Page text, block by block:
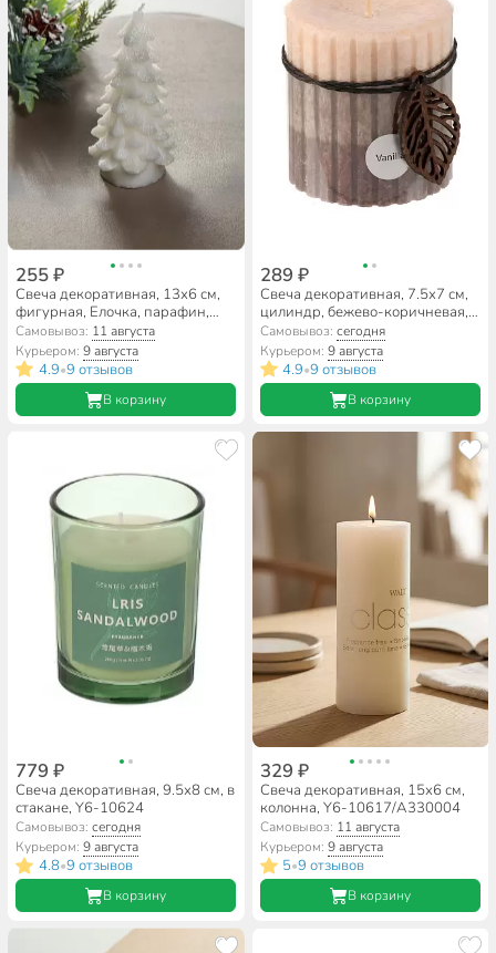
255 ₽
Свеча декоративная, 13х6 см,
фигурная, Елочка, парафин,
A330021
Самовывоз: 11 августа
Курьером:9 августа
4.9•9 отзывов
В корзину
289 ₽
Свеча декоративная, 7.5х7 см,
цилиндр, бежево-коричневая,
парафин, с декором, А030172
Самовывоз: сегодня
Курьером: 9 августа
4.9•9 отзывов
В корзину
779 ₽
Свеча декоративная, 9.5х8 см, в
стакане, Y6-10624
Самовывоз:сегодня
Курьером:9 августа
4.8•9 отзывов
В корзину
329 ₽
Свеча декоративная, 15х6 см,
колонна, Y6-10617/A330004
Самовывоз: 11 августа
Курьером: 9 августа
5•9 отзывов
В корзину